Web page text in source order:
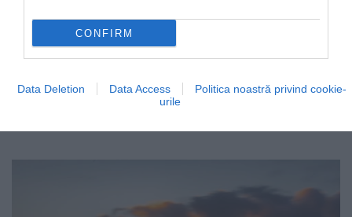
CONFIRM
Data Deletion Data Access
Politica noastră privind cookie-
urile